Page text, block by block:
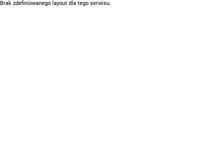
Brak zdefiniowanego layout dla tego serwisu.